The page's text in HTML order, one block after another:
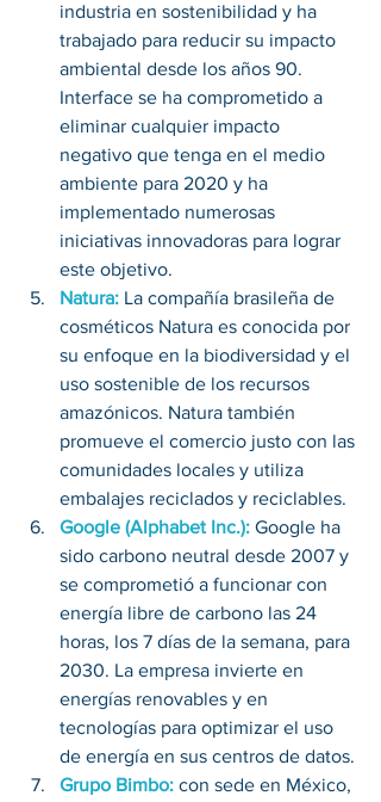
industria en sostenibilidad y ha
trabajado para reducir su impacto
ambiental desde los años 90.
Interface se ha comprometido a
eliminar cualquier impacto
negativo que tenga en el medio
ambiente para 2020 y ha
implementado numerosas
iniciativas innovadoras para lograr
este objetivo.
Natura: La compañía brasileña de
cosméticos Natura es conocida por
su enfoque en la biodiversidad y el
uso sostenible de los recursos
amazónicos. Natura también
promueve el comercio justo con las
comunidades locales y utiliza
embalajes reciclados y reciclables.
Google (Alphabet Inc.): Google ha
sido carbono neutral desde 2007 y
se comprometió a funcionar con
energía libre de carbono las 24
horas, los 7 días de la semana, para
2030. La empresa invierte en
energías renovables y en
tecnologías para optimizar el uso
de energía en sus centros de datos.
Grupo Bimbo: con sede en México,